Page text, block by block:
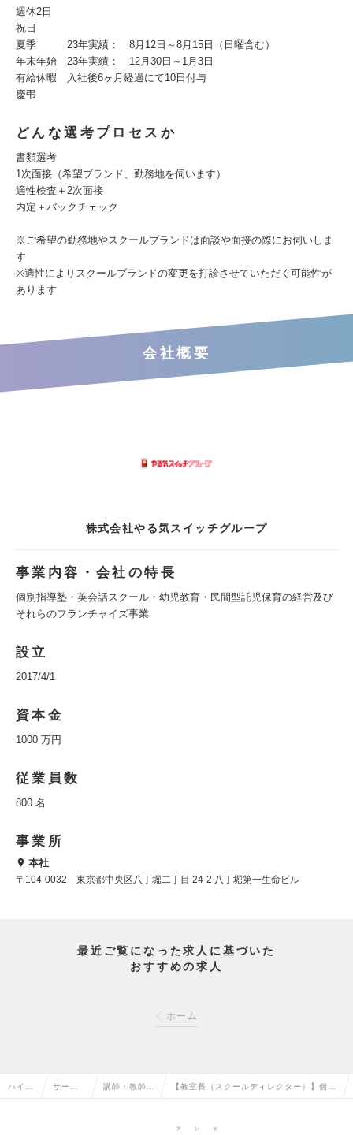
週休2日
祝日
夏季 23年実績： 8月12日～8月15日（日曜含む）
年末年始 23年実績： 12月30日～1月3日
有給休暇 入社後6ヶ月経過にて10日付与
慶弔
どんな選考プロセスか
書類選考
1次面接（希望ブランド、勤務地を伺います）
適性検査＋2次面接
内定＋バックチェック
※ご希望の勤務地やスクールブランドは面談や面接の際にお伺いしま
す
※適性によりスクールブランドの変更を打診させていただく可能性が
あります
会社概要
株式会社やる気スイッチグループ
事業内容・会社の特長
個別指導塾・英会話スクール・幼児教育・民間型託児保育の経営及び
それらのフランチャイズ事業
設立
2017/4/1
資本金
1000 万円
従業員数
800 名
事業所
本社
〒104-0032 東京都中央区八丁堀二丁目 24-2 八丁堀第一生命ビル
最近ご覧になった求人に基づいた
おすすめの求人
ホーム
ハイク サービ 講師・教師・ 【教室長（スクールディレクター）】個別